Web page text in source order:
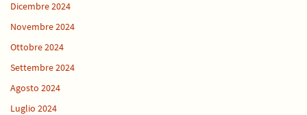
Dicembre 2024
Novembre 2024
Ottobre 2024
Settembre 2024
Agosto 2024
Luglio 2024